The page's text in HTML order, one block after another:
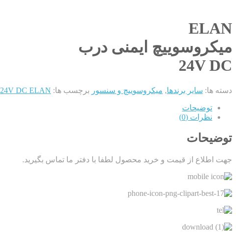
ELAN
میکروسوییچ ایمنی درب
24V DC
دسته ها: سایر برندها, میکروسوییچ و سنسور برچسب ها: 24V DC ELAN میکروسوییچ ایمنی درب
توضیحات
نظرات (0)
توضیحات
جهت اطلاع از قیمت و خرید محصول لطفا با دفتر ما تماس بگیرید.